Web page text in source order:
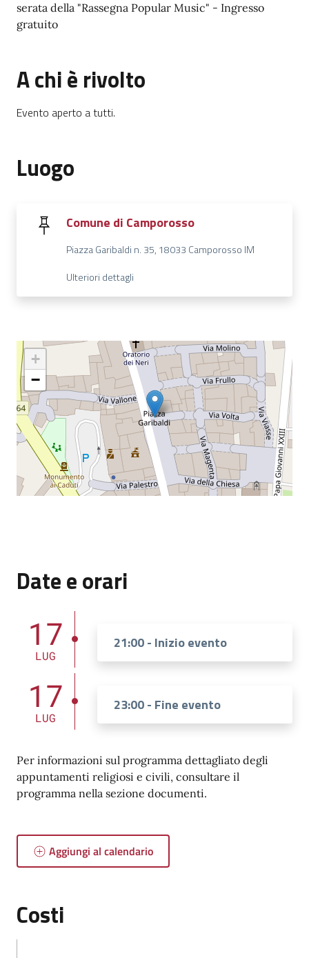
serata della "Rassegna Popular Music" - Ingresso
gratuito
A chi è rivolto
Evento aperto a tutti.
Luogo
Comune di Camporosso
Piazza Garibaldi n. 35, 18033 Camporosso IM
Ulteriori dettagli
+
−
Date e orari
17
LUG
21:00 - Inizio evento
17
LUG
23:00 - Fine evento
Per informazioni sul programma dettagliato degli
appuntamenti religiosi e civili, consultare il
programma nella sezione documenti.
Aggiungi al calendario
Costi